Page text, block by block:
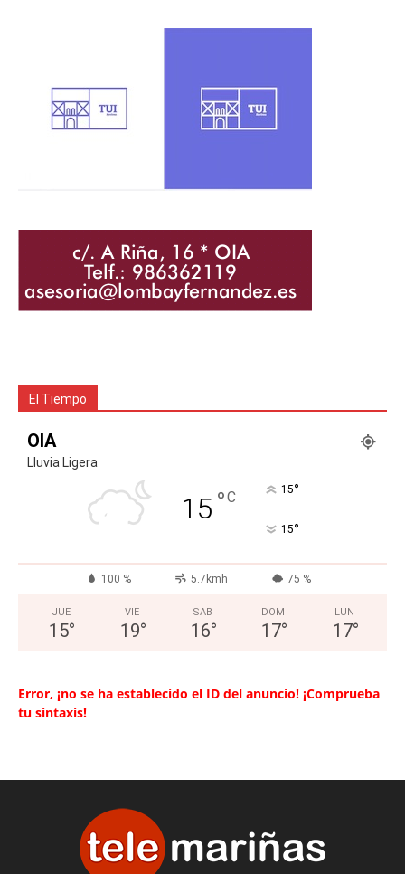
El Tiempo
OIA
Lluvia Ligera
15 °C 15°
15°
100 % 5.7kmh 75 %
JUE
15°
VIE
19°
SAB
16°
DOM
17°
LUN
17°
Error, ¡no se ha establecido el ID del anuncio! ¡Comprueba
tu sintaxis!